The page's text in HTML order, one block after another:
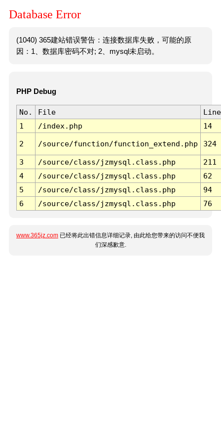
Database Error
(1040) 365建站错误警告：连接数据库失败，可能的原
因：1、数据库密码不对; 2、mysql未启动。
PHP Debug
No. File
Line
1
/index.php 14
2 /source/function/function_extend.php 324
3 /source/class/jzmysql.class.php
211
4
/source/class/jzmysql.class.php
62
5
/source/class/jzmysql.class.php
94
6
/source/class/jzmysql.class.php 76
www.365jz.com 已经将此出错信息详细记录, 由此给您带来的访问不便我
们深感歉意.